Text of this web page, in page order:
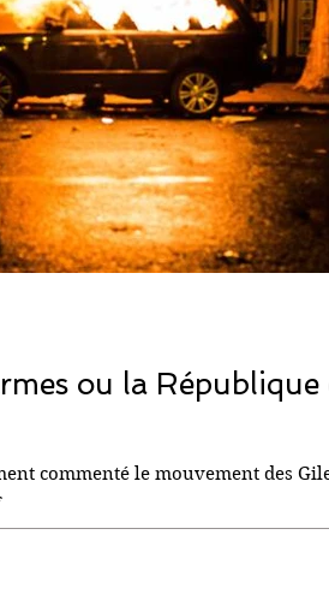
ou la
commenté le mouvement des